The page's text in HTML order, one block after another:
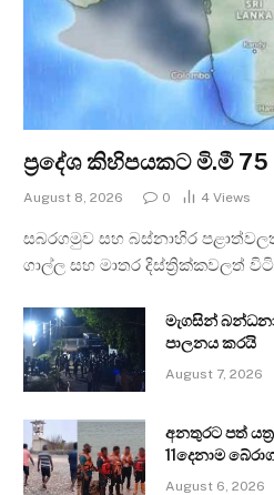
ප්‍රදේශ කිහිපයකට මි.මී 75
August 8, 2026 0 4 Views
සබරගමුව සහ බස්නාහිර
ගාල්ල සහ මාතර දිස්ත්‍රික්කවලත්
මැගසින්
පාලනය කරයි
August 7, 2026
අනතුරට පත්
11දෙනාම
August 6, 2026